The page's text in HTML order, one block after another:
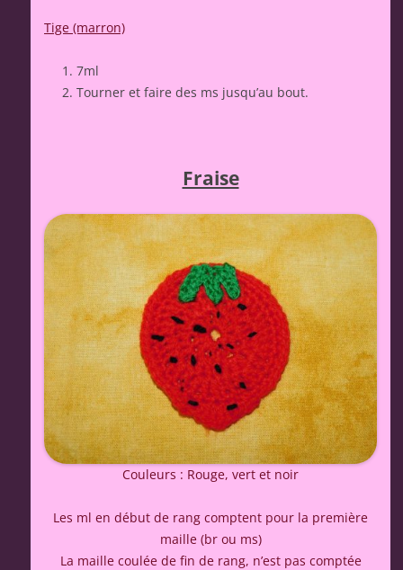
Tige (marron)
7ml
Tourner et faire des ms jusqu’au bout.
Fraise
Couleurs : Rouge, vert et noir
Les ml en début de rang comptent pour la première
maille (br ou ms)
La maille coulée de fin de rang, n’est pas comptée